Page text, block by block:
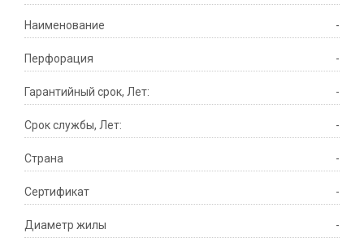
Наименование -
Перфорация -
Гарантийный срок, Лет: -
Срок службы, Лет: -
Страна -
Сертификат -
Диаметр жилы -